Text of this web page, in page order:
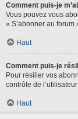
Comment puis-je
Vous pouvez vous
« S’abonner au forum
Haut
Comment puis-je
Pour résilier vos
contrôle de
Haut